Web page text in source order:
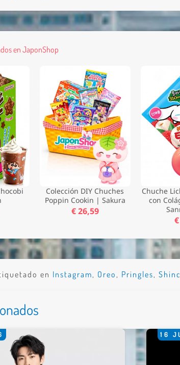
en JaponShop
Colección DIY Chuches
Poppin Cookin | Sakura
€ 26,59
Chuche
con
en Instagram, Oreo, Pringles,
16